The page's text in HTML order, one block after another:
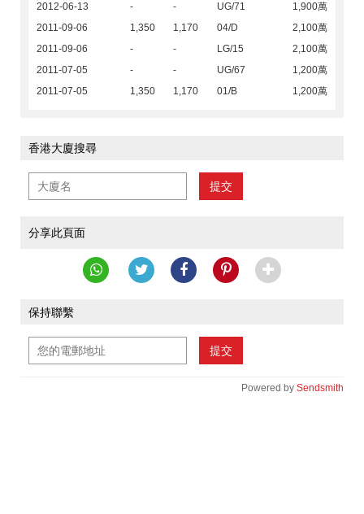
2012-06-13
- - UG/71
1,900萬
2011-09-06
1,350 1,170 04/D
2,100萬
2011-09-06
- - LG/15
2,100萬
2011-07-05
- - UG/67
1,200萬
2011-07-05
1,350 1,170 01/B 1,200萬
香港大廈搜尋
提交
分享此頁面
保持聯繫
提交
Powered by Sendsmith